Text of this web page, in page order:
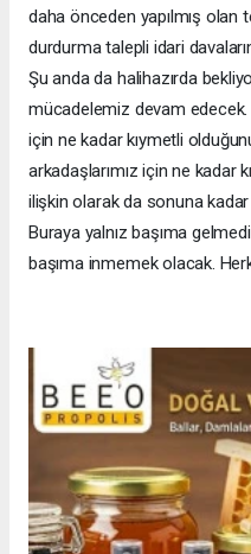
daha önceden yapılmış olan
durdurma talepli idari
Şu anda da halihazırda
mücadelemiz devam
için ne kadar kıymetli
arkadaşlarımız için ne kadar
ilişkin olarak da sonuna
Buraya yalnız başıma
başıma inmemek olacak.